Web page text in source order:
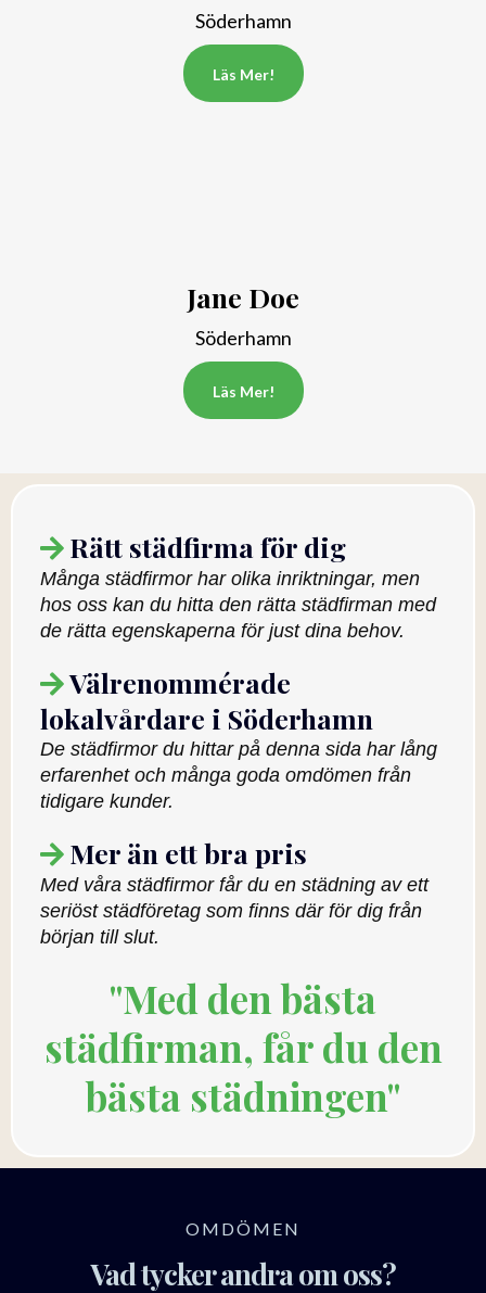
Söderhamn
Läs Mer!
Jane Doe
Söderhamn
Läs Mer!
Rätt städfirma för dig
Många städfirmor har olika inriktningar, men
hos oss kan du hitta den rätta städfirman med
de rätta egenskaperna för just dina behov.
Välrenommérade
lokalvårdare i Söderhamn
De städfirmor du hittar på denna sida har lång
erfarenhet och många goda omdömen från
tidigare kunder.
Mer än ett bra pris
Med våra städfirmor får du en städning av ett
seriöst städföretag som finns där för dig från
början till slut.
"Med den bästa
städfirman, får du den
bästa städningen"
OMDÖMEN
Vad tycker andra om oss?